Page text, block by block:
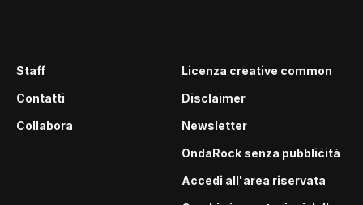
Staff
Contatti
Collabora
Licenza creative common
Disclaimer
Newsletter
OndaRock senza pubblicità
Accedi all'area riservata